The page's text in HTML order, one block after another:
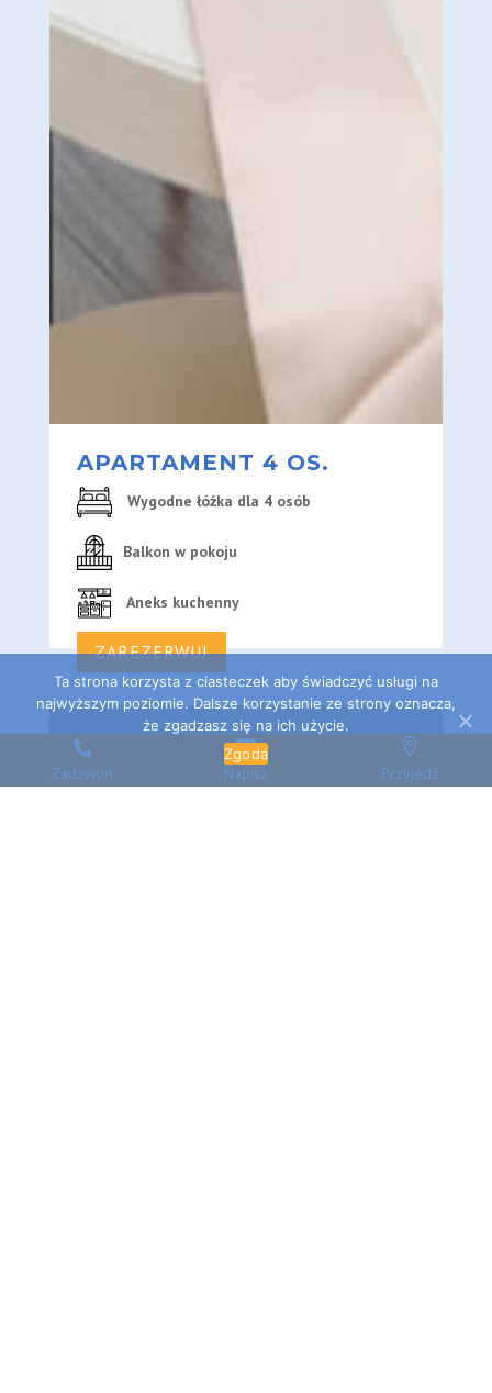
APARTAMENT 4 OS.
Wygodne łóżka dla 4 osób
Balkon w pokoju
Aneks kuchenny
ZAREZERWUJ
Zadzwoń Napisz Przyjedź
Ta strona korzysta z ciasteczek aby świadczyć usługi na
najwyższym poziomie. Dalsze korzystanie ze strony oznacza,
że zgadzasz się na ich użycie.
Zgoda